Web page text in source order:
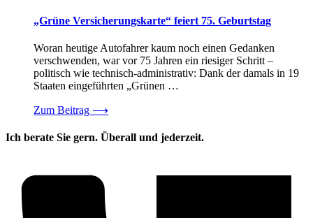
„Grüne Versicherungskarte“ feiert 75. Geburtstag
Woran heutige Autofahrer kaum noch einen Gedanken
verschwenden, war vor 75 Jahren ein riesiger Schritt –
politisch wie technisch-administrativ: Dank der damals in 19
Staaten eingeführten „Grünen …
Zum Beitrag ⟶
Ich berate Sie gern. Überall und jederzeit.